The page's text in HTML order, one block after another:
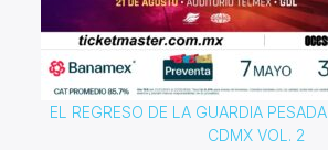
EL REGRESO DE LA GUARDIA
CDMX VOL. 2